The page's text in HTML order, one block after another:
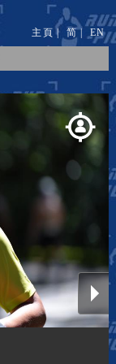
主頁 | 简| EN